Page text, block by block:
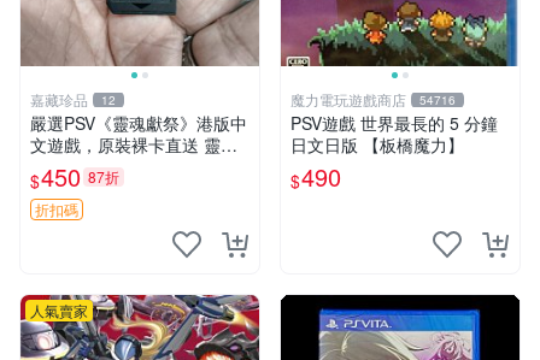
嘉藏珍品 12
嚴選PSV《靈魂獻祭》港版中
文遊戲，原裝裸卡直送 靈魂
獻祭 PSV 游戲 卡帶
$450 87折
折扣碼
魔力電玩遊戲商店 54716
PSV遊戲 世界最長的 5 分鐘
日文日版 【板橋魔力】
$490
人氣賣家